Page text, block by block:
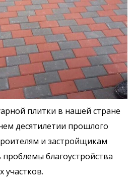
плитки в нашей стране
десятилетии прошлого
и застройщикам
благоустройства
участков.